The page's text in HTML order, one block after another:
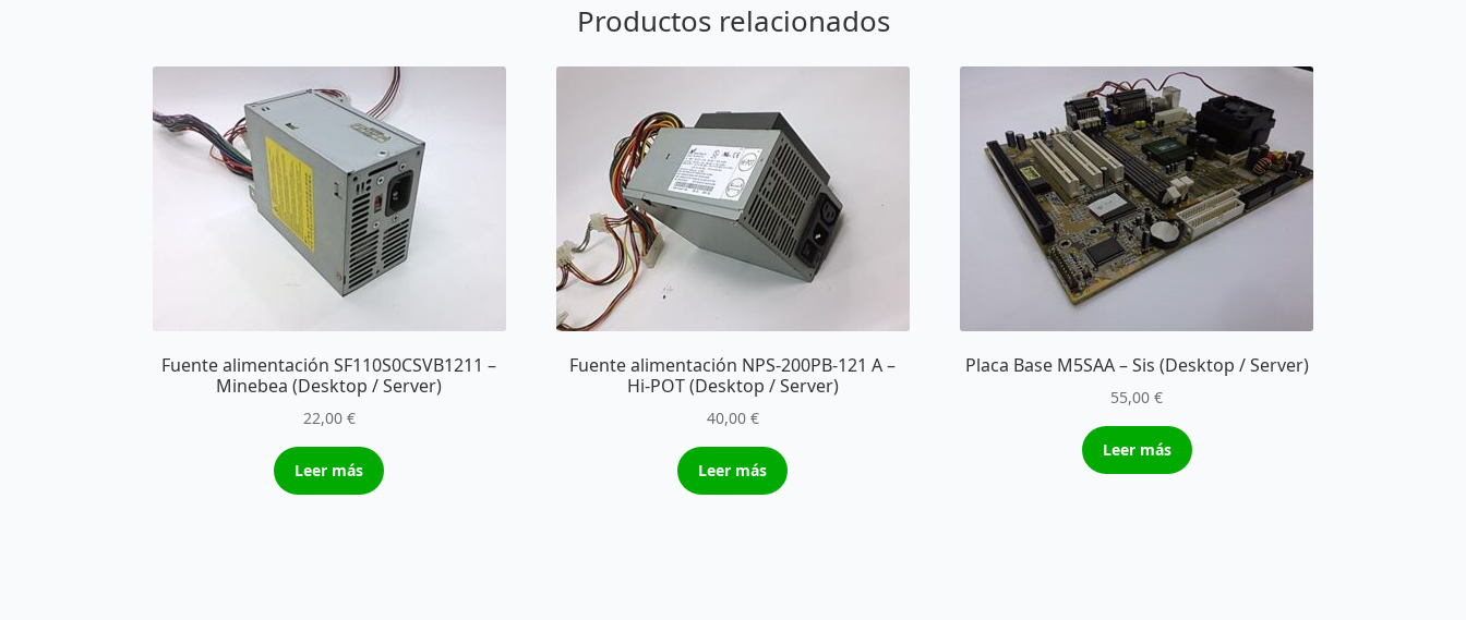
Productos relacionados
Fuente alimentación SF110S0CSVB1211 –
Minebea (Desktop / Server)
22,00 €
Leer más
Fuente alimentación NPS-200PB-121 A –
Hi-POT (Desktop / Server)
40,00 €
Leer más
Placa Base M5SAA – Sis (Desktop / Server)
55,00€
Leer más